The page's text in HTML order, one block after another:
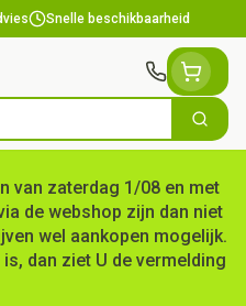
Snelle beschikbaarheid
Zoek
van zaterdag 1/08 en met
de webshop zijn dan niet
wel aankopen mogelijk.
dan ziet U de vermelding